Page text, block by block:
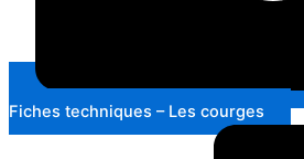
Fiches techniques – Les courges